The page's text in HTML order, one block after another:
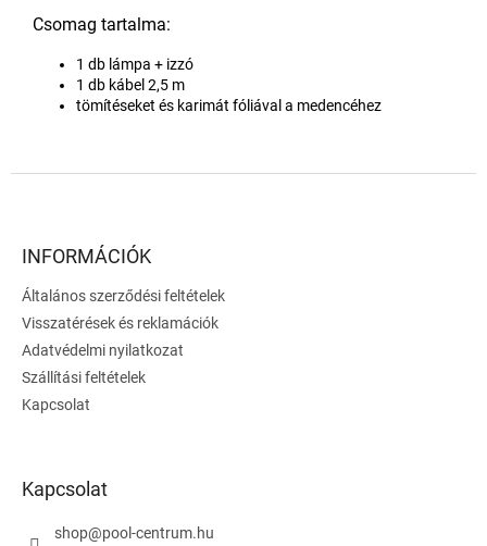
Csomag tartalma:
1 db lámpa + izzó
1 db kábel 2,5 m
tömítéseket és karimát fóliával a medencéhez
INFORMÁCIÓK
Általános szerződési feltételek
Visszatérések és reklamációk
Adatvédelmi nyilatkozat
Szállítási feltételek
Kapcsolat
Kapcsolat
shop@pool-centrum.hu